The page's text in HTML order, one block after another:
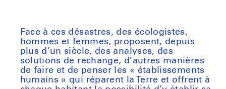
Face à ces désastres, des écologistes,
hommes et femmes, proposent, depuis
plus d’un siècle, des analyses, des
solutions de rechange, d’autres manières
de faire et de penser les « établissements
humains » qui réparent la Terre et offrent à